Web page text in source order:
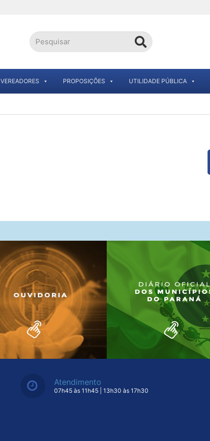
VEREADORES PROPOSIÇÕES UTILIDADE PÚBLICA
Atendimento
07h45 às 11h45 | 13h30 às 17h30